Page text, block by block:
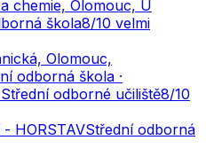
chemie, Olomouc, U
škola8/10 velmi
Olomouc,
odborná škola ·
odborné učiliště8/10
HORSTAVStřední odborná